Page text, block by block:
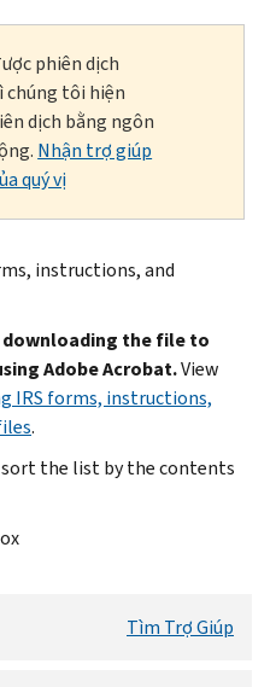
phiên dịch
chúng tôi hiện
dịch bằng ngôn
Nhận trợ giúp
quý vị
instructions, and
the file to
Adobe Acrobat.View
IRS forms, instructions,
.
the list by the contents
Tìm Trợ Giúp